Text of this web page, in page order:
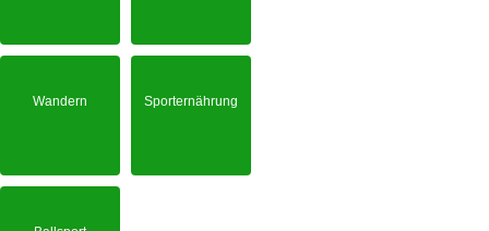
Wandern Sporternährung